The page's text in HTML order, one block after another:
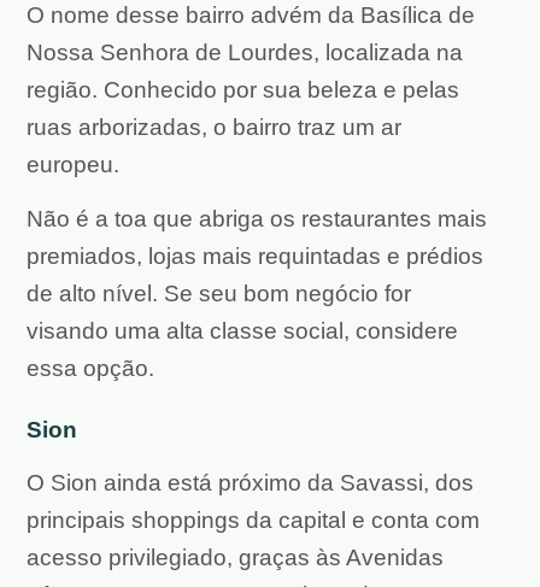
O nome desse bairro advém da Basílica de
Nossa Senhora de Lourdes, localizada na
região. Conhecido por sua beleza e pelas
ruas arborizadas, o bairro traz um ar
europeu.
Não é a toa que abriga os restaurantes mais
premiados, lojas mais requintadas e prédios
de alto nível. Se seu bom negócio for
visando uma alta classe social, considere
essa opção.
Sion
O Sion ainda está próximo da Savassi, dos
principais shoppings da capital e conta com
acesso privilegiado, graças às Avenidas